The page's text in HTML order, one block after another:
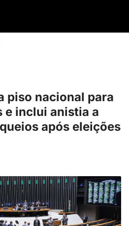
piso nacional para
e inclui anistia a
após eleições